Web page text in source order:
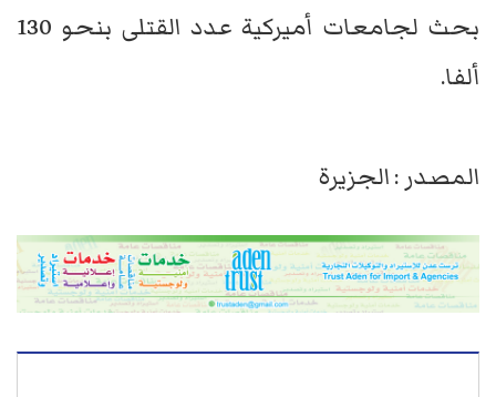
بحث لجامعات أميركية عدد القتلى بنحو 130
ألفا.
المصدر : الجزيرة